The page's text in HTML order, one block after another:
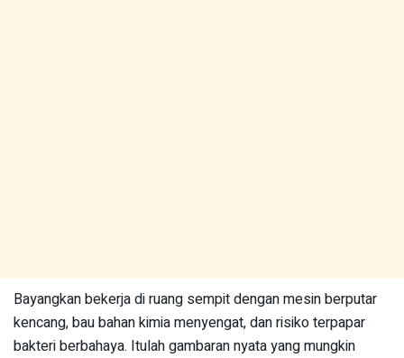
Bayangkan bekerja di ruang sempit dengan mesin berputar
kencang, bau bahan kimia menyengat, dan risiko terpapar
bakteri berbahaya. Itulah gambaran nyata yang mungkin